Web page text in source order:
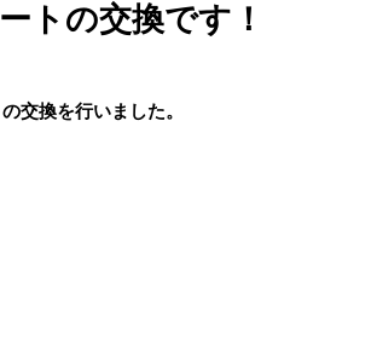
トの交換です！
交換を行いました。